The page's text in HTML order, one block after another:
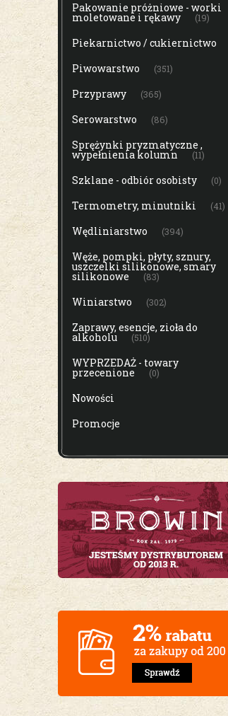
Pakowanie próżniowe - worki
moletowane i rękawy (19)
Piekarnictwo / cukiernictwo
Piwowarstwo (351)
Przyprawy (365)
Serowarstwo (86)
Sprężynki pryzmatyczne ,
wypełnienia kolumn (11)
Szklane - odbiór osobisty (0)
Termometry, minutniki (41)
Wędliniarstwo (394)
Węże, pompki, płyty, sznury,
uszczelki silikonowe, smary
silikonowe (83)
Winiarstwo (302)
Zaprawy, esencje, zioła do
alkoholu (510)
WYPRZEDAŻ - towary
przecenione (0)
Nowości
Promocje